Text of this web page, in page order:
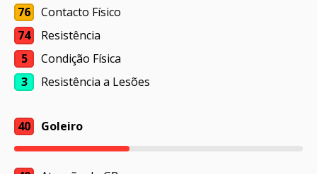
76
Contacto Físico
74
Resistência
5
Condição Física
3
Resistência a Lesões
40 Goleiro